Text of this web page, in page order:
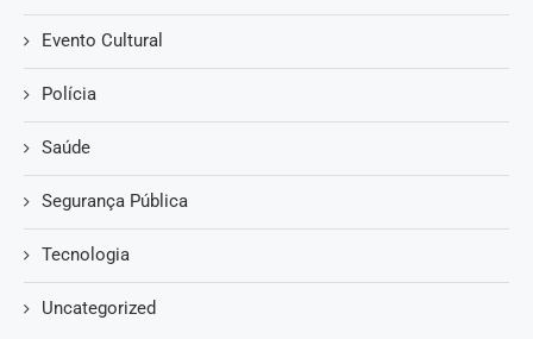
Evento Cultural
Polícia
Saúde
Segurança Pública
Tecnologia
Uncategorized